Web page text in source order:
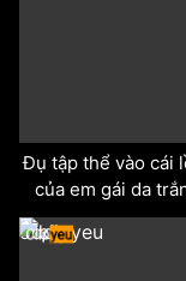
Đụ tập thể vào cái
của em gái da
đãng
odd